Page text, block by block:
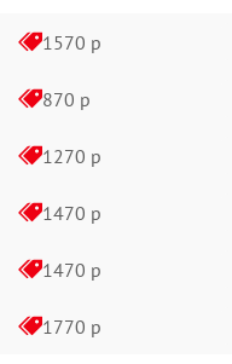
1570 р
870 р
1270 р
1470 р
1470 р
1770 р